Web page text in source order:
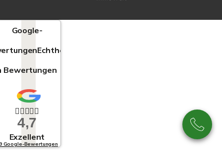
Google-
Echtheit
Bewertungen
4,7
Exzellent
Google-Bewertungen